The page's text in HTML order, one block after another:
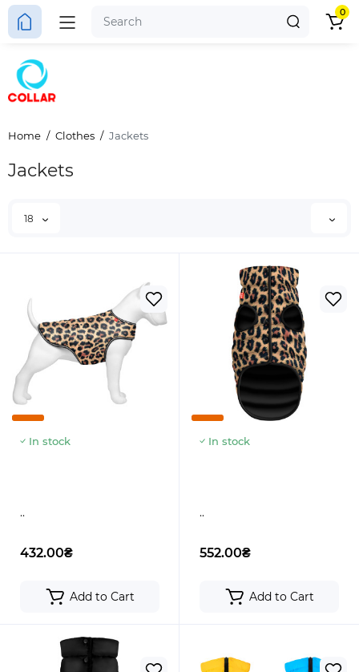
0
Home Clothes Jackets
Jackets
18
In stock
..
432.00₴
Add to Cart
In stock
..
552.00₴
Add to Cart